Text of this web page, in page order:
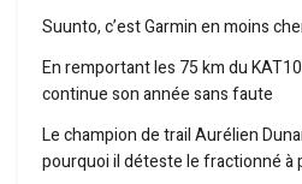
Suunto, c’est Garmin en moins
En remportant les 75 km du
continue son année sans faute
Le champion de trail Aurélien
pourquoi il déteste le fractionné à